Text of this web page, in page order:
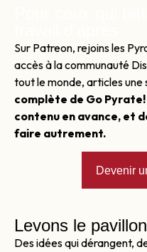
Sur Patreon, rejoins les
accès à la communauté
tout le monde, articles une
complète de Go
contenu en avance, et
faire autrement.
Devenir
Levons le
Des idées qui dérangent,